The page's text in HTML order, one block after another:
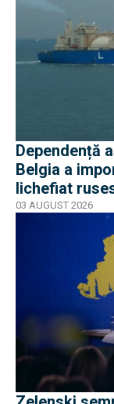
Dependență
Belgia a
lichefiat
03 AUGUST 2026